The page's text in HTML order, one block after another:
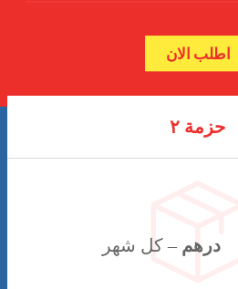
اطلب الان
حزمة ٢
درهم – كل شهر